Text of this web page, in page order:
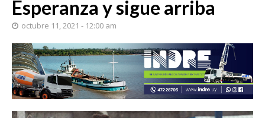
Esperanza y sigue arriba
octubre 11, 2021 - 12:00 am